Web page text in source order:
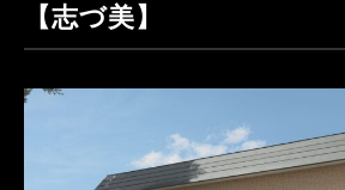
【志づ美】